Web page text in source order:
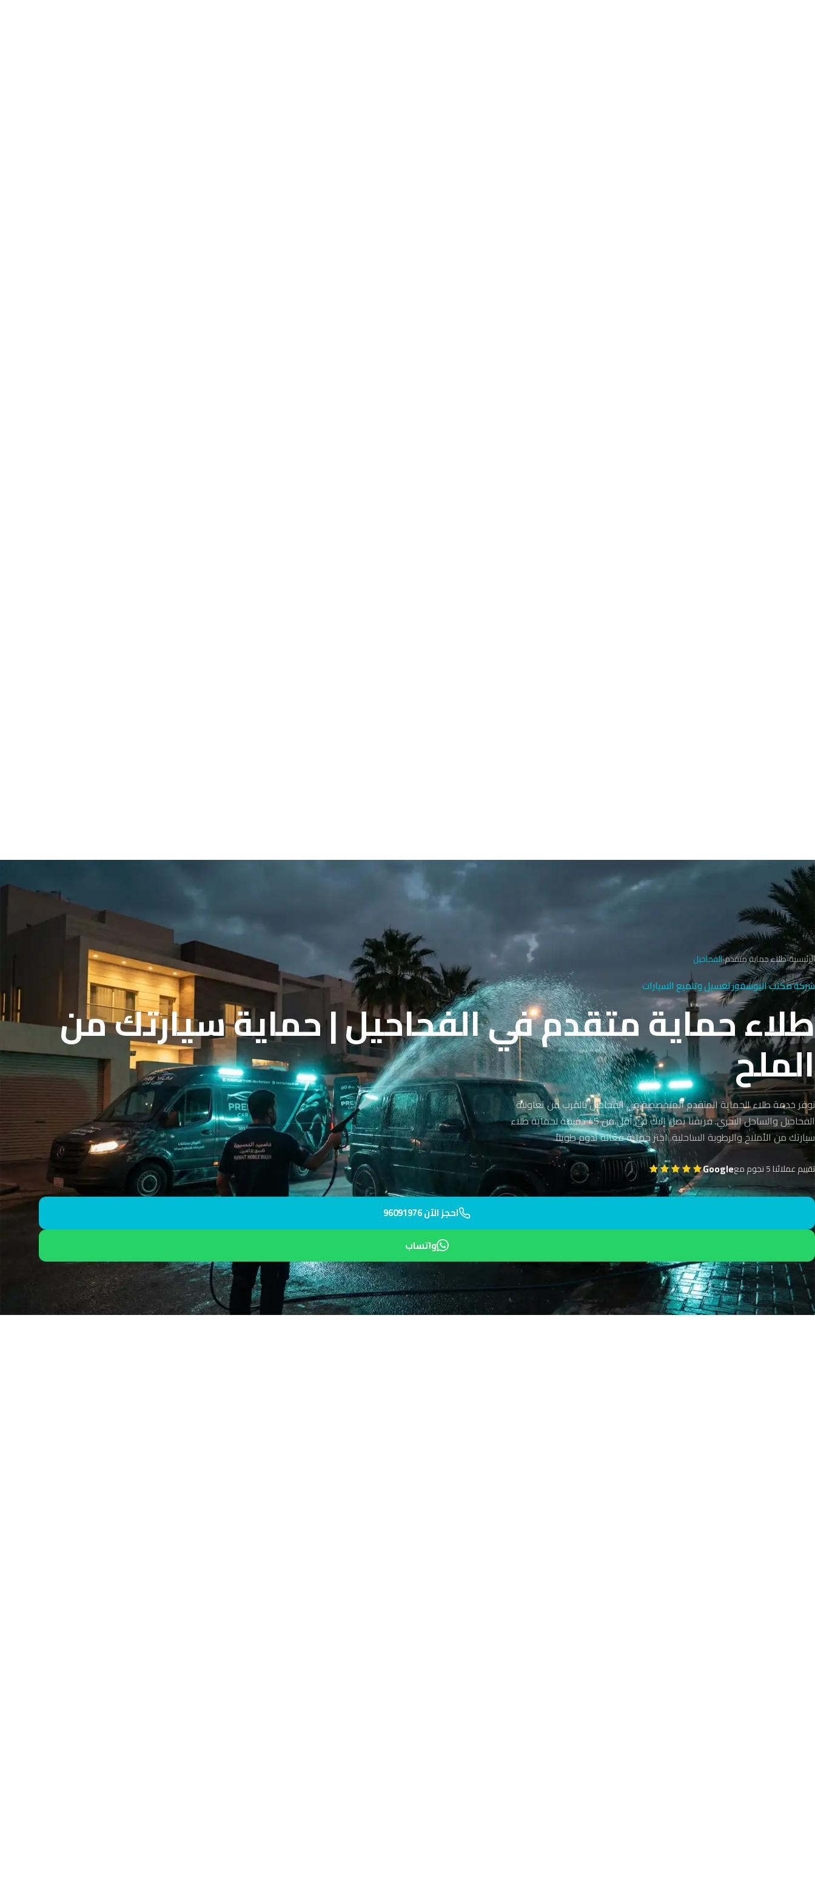
الرئيسية›طلاء حماية متقدم›الفحاحيل
شركة مكتب البوسفور لغسيل وتلميع السيارات
طلاء حماية متقدم في الفحاحيل | حماية سيارتك من
الملح
نوفر خدمة طلاء الحماية المتقدم المتخصصة في الفحاحيل بالقرب من تعاونية
الفحاحيل والساحل البحري. فريقنا يصل إليك في أقل من 45 دقيقة لحماية طلاء
سيارتك من الأملاح والرطوبة الساحلية. اختر حماية فعّالة تدوم طويلاً.
تقييم عملائنا 5 نجوم مع Google
احجز الآن 96091976
واتساب